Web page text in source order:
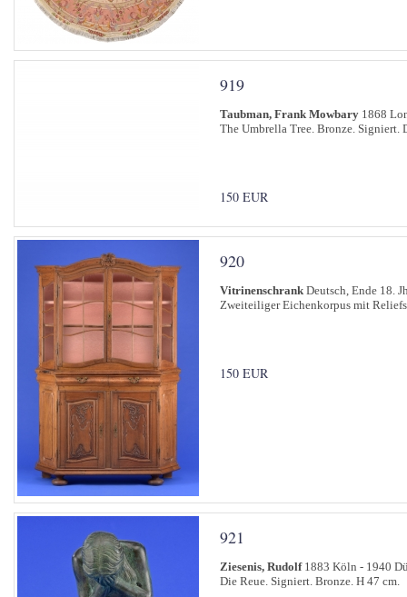
919
Taubman, Frank Mowbary 1868
The Umbrella Tree. Bronze. Signiert.
150 EUR
920
Vitrinenschrank Deutsch, Ende 18.
Zweiteiliger Eichenkorpus mit
150 EUR
921
Ziesenis, Rudolf1883 Köln - 1940
Die Reue. Signiert. Bronze. H 47 cm.